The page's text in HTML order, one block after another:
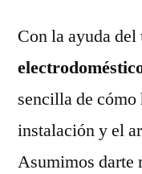
Con la ayuda del
sencilla de
instalación y el
Asumimos darte